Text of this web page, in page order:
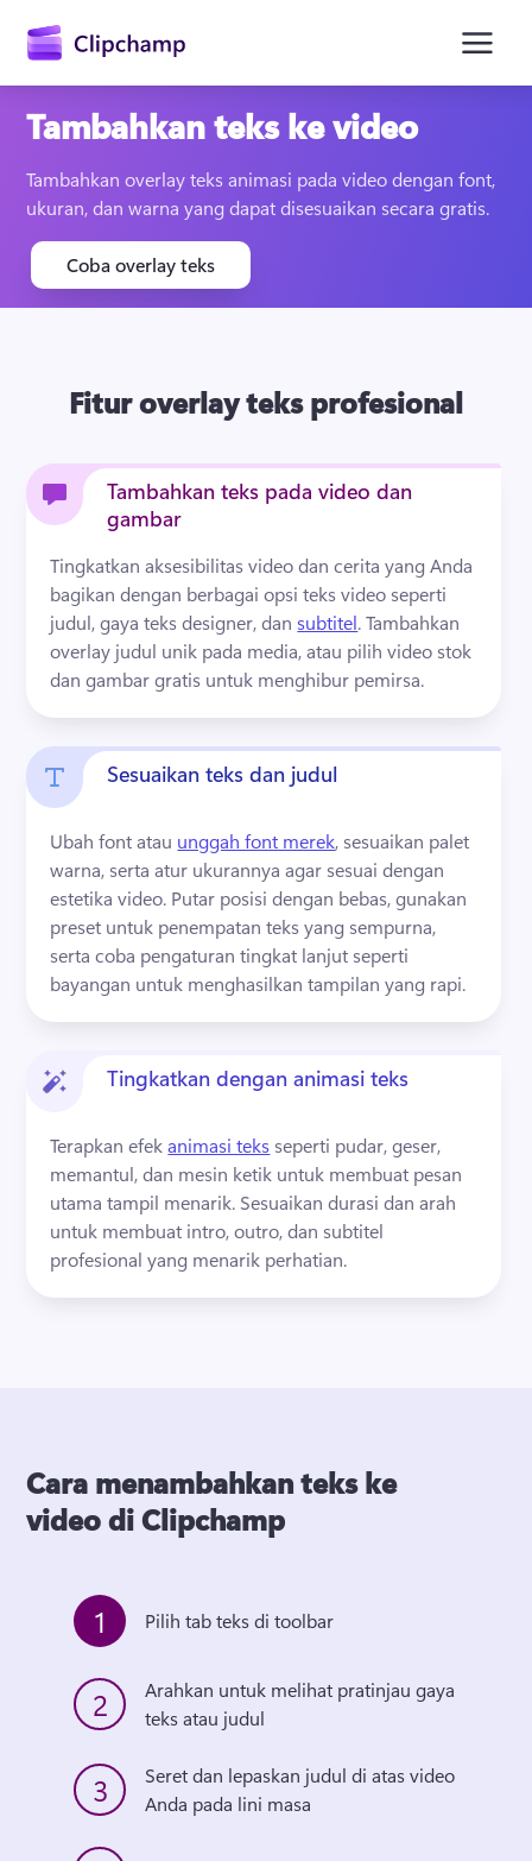
utama
Coba gratis
Tambahkan teks ke video
Tambahkan overlay teks animasi pada video dengan font,
ukuran, dan warna yang dapat disesuaikan secara gratis.
Coba overlay teks
Fitur overlay teks profesional
Tambahkan teks pada video dan
gambar
Tingkatkan aksesibilitas video dan cerita yang Anda
bagikan dengan berbagai opsi teks video seperti
judul, gaya teks designer, dan subtitel. Tambahkan
overlay judul unik pada media, atau pilih video stok
dan gambar gratis untuk menghibur pemirsa.
Sesuaikan teks dan judul
Ubah font atau unggah font merek, sesuaikan palet
warna, serta atur ukurannya agar sesuai dengan
estetika video. Putar posisi dengan bebas, gunakan
preset untuk penempatan teks yang sempurna,
serta coba pengaturan tingkat lanjut seperti
bayangan untuk menghasilkan tampilan yang rapi.
Tingkatkan dengan animasi teks
Terapkan efek animasi teks seperti pudar, geser,
memantul, dan mesin ketik untuk membuat pesan
utama tampil menarik. Sesuaikan durasi dan arah
untuk membuat intro, outro, dan subtitel
profesional yang menarik perhatian.
Cara menambahkan teks ke
video di Clipchamp
1 Pilih tab teks di toolbar
2
Arahkan untuk melihat pratinjau gaya
teks atau judul
3
Seret dan lepaskan judul di atas video
Anda pada lini masa